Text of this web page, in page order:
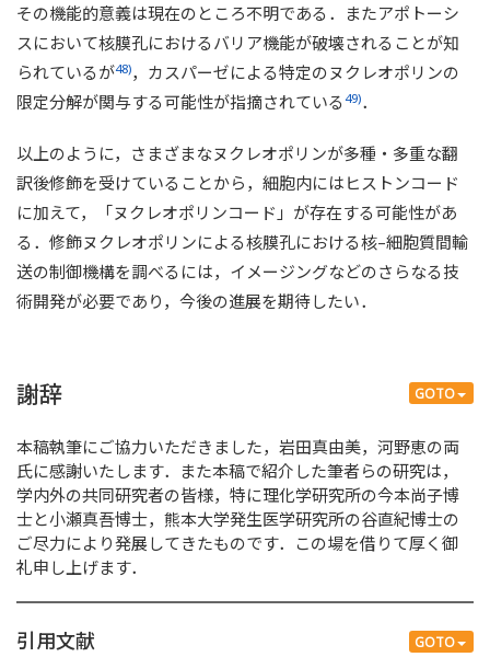
その機能的意義は現在のところ不明である．またアポトーシ
スにおいて核膜孔におけるバリア機能が破壊されることが知
られているが48)，カスパーゼによる特定のヌクレオポリンの
限定分解が関与する可能性が指摘されている 49)．
以上のように，さまざまなヌクレオポリンが多種・多重な翻
訳後修飾を受けていることから，細胞内にはヒストンコード
に加えて，「ヌクレオポリンコード」が存在する可能性があ
る．修飾ヌクレオポリンによる核膜孔における核–細胞質間輸
送の制御機構を調べるには，イメージングなどのさらなる技
術開発が必要であり，今後の進展を期待したい．
GOTO
謝辞
本稿執筆にご協力いただきました，岩田真由美，河野恵の両
氏に感謝いたします．また本稿で紹介した筆者らの研究は，
学内外の共同研究者の皆様，特に理化学研究所の今本尚子博
士と小瀬真吾博士，熊本大学発生医学研究所の谷直紀博士の
ご尽力により発展してきたものです．この場を借りて厚く御
礼申し上げます．
GOTO
引用文献